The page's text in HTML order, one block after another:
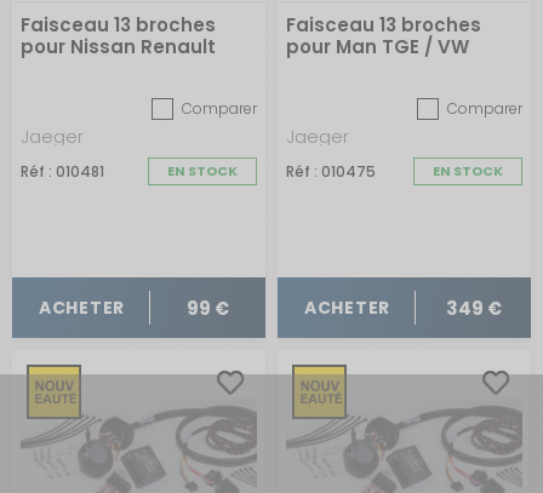
Faisceau 13 broches
pour Nissan Renault
Comparer
Jaeger
Réf : 010481 EN STOCK
ACHETER 99 €
Faisceau 13 broches
pour Man TGE / VW
Comparer
Jaeger
Réf : 010475 EN STOCK
ACHETER 349 €